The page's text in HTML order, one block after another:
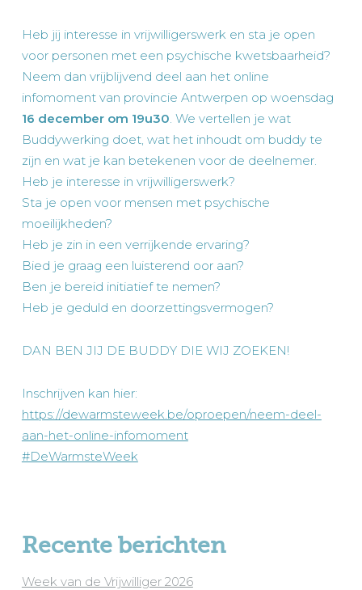
Heb jij interesse in vrijwilligerswerk en sta je open
voor personen met een psychische kwetsbaarheid?
Neem dan vrijblijvend deel aan het online
infomoment van provincie Antwerpen op woensdag
16 december om 19u30. We vertellen je wat
Buddywerking doet, wat het inhoudt om buddy te
zijn en wat je kan betekenen voor de deelnemer.
Heb je interesse in vrijwilligerswerk?
Sta je open voor mensen met psychische
moeilijkheden?
Heb je zin in een verrijkende ervaring?
Bied je graag een luisterend oor aan?
Ben je bereid initiatief te nemen?
Heb je geduld en doorzettingsvermogen?
DAN BEN JIJ DE BUDDY DIE WIJ ZOEKEN!
Inschrijven kan hier:
https://dewarmsteweek.be/oproepen/neem-deel-
aan-het-online-infomoment
#DeWarmsteWeek
Recente berichten
Week van de Vrijwilliger 2026